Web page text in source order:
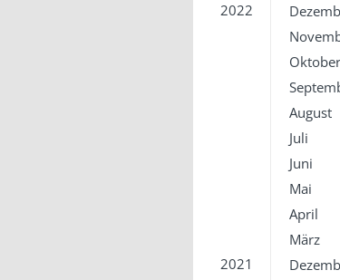
2022
Oktober
August
Juli
Juni
Mai
April
März
2021